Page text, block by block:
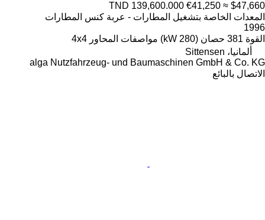
TND 139,600.000 €41,250 ≈ $47,660
المعدات الخاصة بتشغيل المطارات - عربة كنس المطارات
1996
القوة 381 حصان (280 kW) مواصفات المحاور 4x4
ألمانيا، Sittensen
alga Nutzfahrzeug- und Baumaschinen GmbH & Co. KG
الاتصال بالبائع